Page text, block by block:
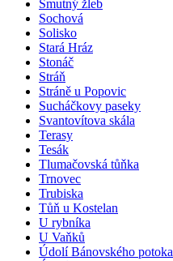
Smutný žleb
Sochová
Solisko
Stará Hráz
Stonáč
Stráň
Stráně u Popovic
Sucháčkovy paseky
Svantovítova skála
Terasy
Tesák
Tlumačovská tůňka
Trnovec
Trubiska
Tůň u Kostelan
U rybníka
U Vaňků
Údolí Bánovského potoka